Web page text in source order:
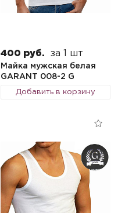
400 руб. за 1 шт
Майка мужская белая
GARANT 008-2 G
Добавить в корзину